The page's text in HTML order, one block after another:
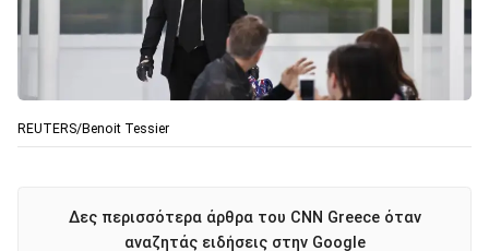
REUTERS/Benoit Tessier
Δες περισσότερα άρθρα του CNN Greece όταν
αναζητάς ειδήσεις στην Google